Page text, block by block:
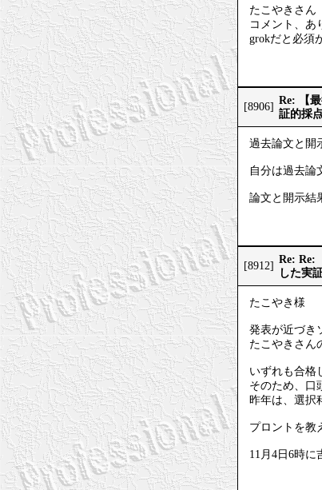
たこやきさん
コメント、あ
grokだと必須
[8906]
Re: 【
証的採
過去論文と開
自分は過去論
論文と開示結
[8912]
Re: Re:
した実
たこやき様
発表が近づき
たこやきさん
いずれも合格
そのため、口
昨年は、選択
プロントを教
11月4日6時に